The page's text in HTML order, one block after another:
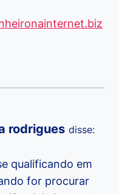
rodrigues disse:
qualificando em
for procurar